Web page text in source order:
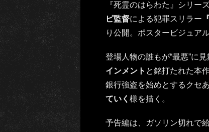
『死霊のはらわた』シリー
ピ監督による犯罪スリラー
り公開。ポスタービジュア
登場人物の誰もが“最悪”に見
インメント と銘打たれた本
銀行強盗を始めとするクセ
ていく 様を描く。
予告編は、ガソリン切れで